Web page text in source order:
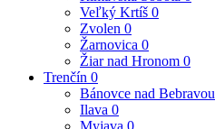
Veľký Krtíš 0
Zvolen 0
Žarnovica 0
Žiar nad Hronom 0
Trenčín 0
Bánovce nad Bebravou
Ilava 0
Myjava 0